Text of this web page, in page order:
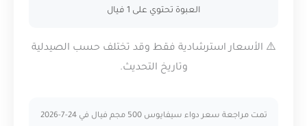
العبوة تحتوي على 1 فيال
⚠️ الأسعار استرشادية فقط وقد تختلف حسب الصيدلية
وتاريخ التحديث.
تمت مراجعة سعر دواء سيفايوس 500 مجم فيال في 24-7-2026